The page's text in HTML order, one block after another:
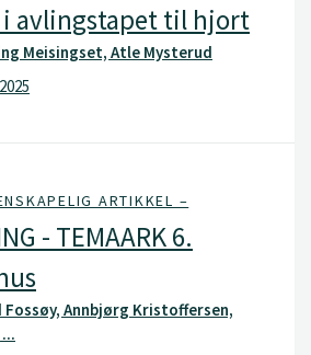
avlingstapet til hjort
Meisingset, Atle Mysterud
ARTIKKEL –
- TEMAARK 6.
Fossøy, Annbjørg Kristoffersen,